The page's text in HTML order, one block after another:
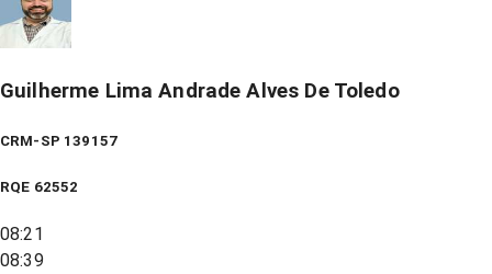
Guilherme Lima Andrade Alves De Toledo
CRM-SP 139157
RQE 62552
08:21
08:39